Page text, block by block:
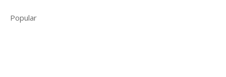
Popular